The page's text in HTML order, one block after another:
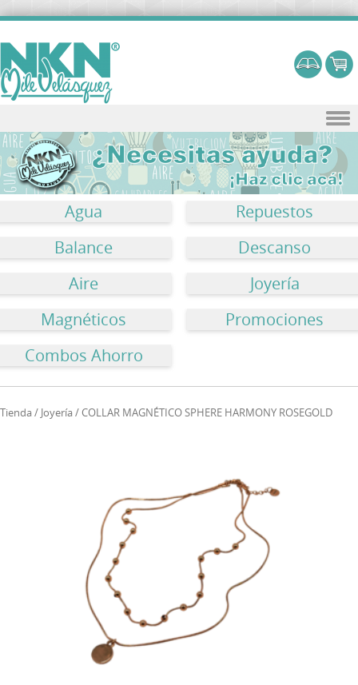
Skip to content
Agua
Repuestos
Balance
Descanso
Aire
Joyería
Magnéticos
Promociones
Combos Ahorro
Tienda/ Joyería/ COLLAR MAGNÉTICO SPHERE HARMONY ROSEGOLD